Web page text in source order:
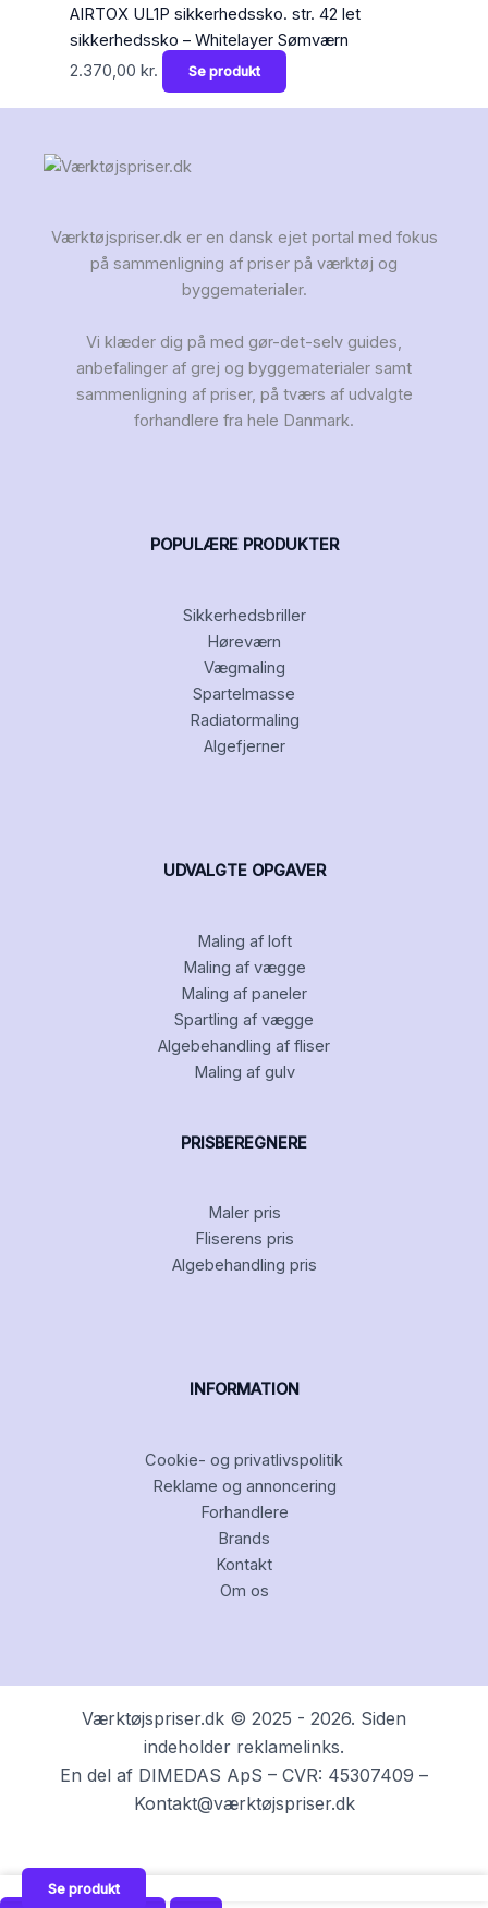
AIRTOX UL1P sikkerhedssko. str. 42 let
sikkerhedssko – Whitelayer Sømværn
2.370,00 kr. Se produkt
Værktøjspriser.dk er en dansk ejet portal med fokus
på sammenligning af priser på værktøj og
byggematerialer.
Vi klæder dig på med gør-det-selv guides,
anbefalinger af grej og byggematerialer samt
sammenligning af priser, på tværs af udvalgte
forhandlere fra hele Danmark.
POPULÆRE PRODUKTER
Sikkerhedsbriller
Høreværn
Vægmaling
Spartelmasse
Radiatormaling
Algefjerner
UDVALGTE OPGAVER
Maling af loft
Maling af vægge
Maling af paneler
Spartling af vægge
Algebehandling af fliser
Maling af gulv
PRISBEREGNERE
Maler pris
Fliserens pris
Algebehandling pris
INFORMATION
Cookie- og privatlivspolitik
Reklame og annoncering
Forhandlere
Brands
Kontakt
Om os
Værktøjspriser.dk © 2025 - 2026. Siden
indeholder reklamelinks.
En del af DIMEDAS ApS – CVR: 45307409 –
Kontakt@værktøjspriser.dk
Se produkt